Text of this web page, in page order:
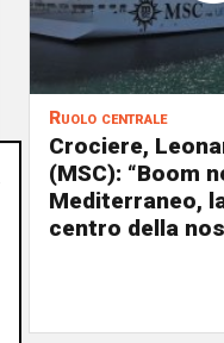
Ruolo centrale
Crociere,
(MSC): “Boom
Mediterraneo,
centro della